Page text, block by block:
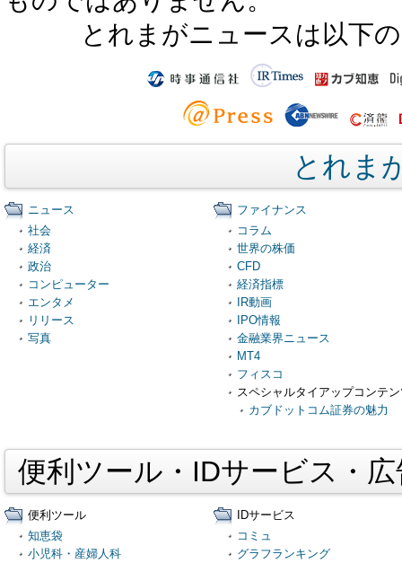
とれまがニュースは以下
とれま
ニュース
社会
経済
政治
コンピューター
エンタメ
リリース
写真
ファイナンス
コラム
世界の株価
CFD
経済指標
IR動画
IPO情報
金融業界ニュース
MT4
フィスコ
スペシャルタイアップコンテ
カブドットコム証券の魅力
便利ツール・IDサービス・
便利ツール
知恵袋
小児科・産婦人科
IDサービス
コミュ
グラフランキング